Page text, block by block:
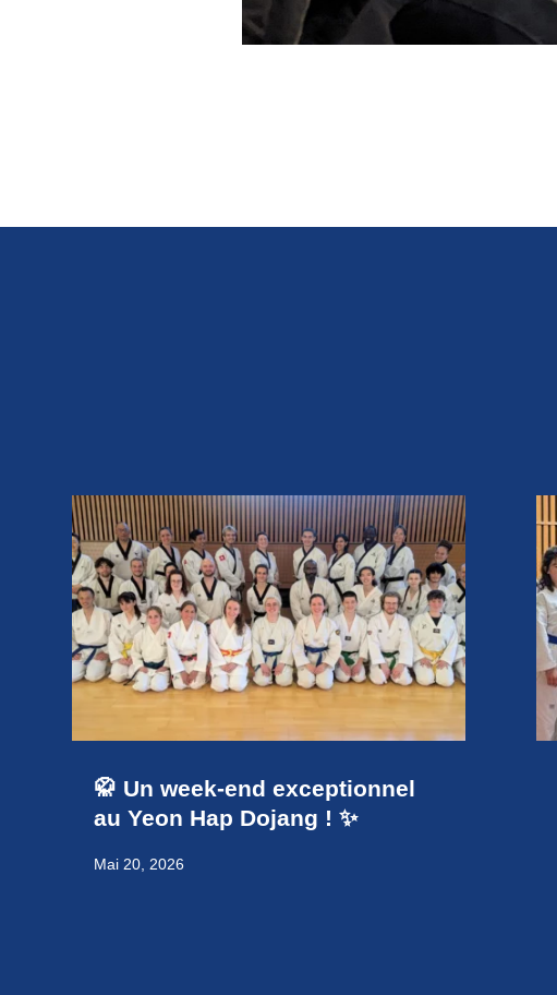
🥋 Un week-end exceptionnel
au Yeon Hap Dojang ! ✨
Mai 20, 2026